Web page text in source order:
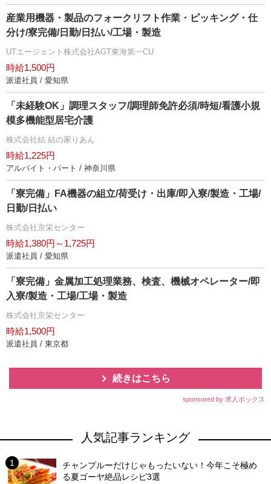
産業用機器・製品のフォークリフト作業・ピッキング・仕
分け/寮完備/日勤/日払い/工場・製造
UTエージェント株式会社AGT東海第一CU
時給1,500円
派遣社員 / 愛知県
「未経験OK」調理スタッフ/調理師免許必須/時短/看護小規
模多機能型居宅介護
株式会社結 結の家りあん
時給1,225円
アルバイト・パート / 神奈川県
「寮完備」FA機器の組立/荷受け・出庫/即入寮/製造・工場/
日勤/日払い
株式会社京栄センター
時給1,380円～1,725円
派遣社員 / 愛知県
「寮完備」金属加工処理業務、検査、機械オペレーター/即
入寮/製造・工場/工場・製造
株式会社京栄センター
時給1,500円
派遣社員 / 東京都
続きはこちら
sponsored by 求人ボックス
人気記事ランキング
チャンプルーだけじゃもったいない！今年こそ極め
る夏ゴーヤ絶品レシピ3選